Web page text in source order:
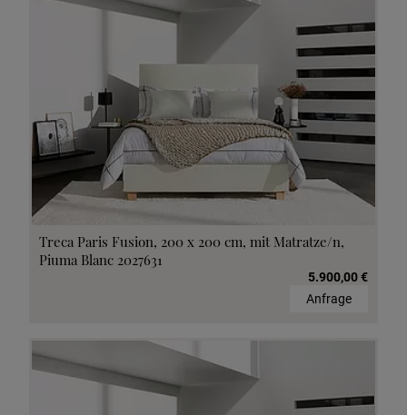
Treca Paris Fusion, 200 x 200 cm, mit Matratze/n,
Piuma Blanc 2027631
5.900,00 €
Anfrage